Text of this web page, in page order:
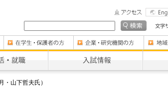
・山下哲夫氏）